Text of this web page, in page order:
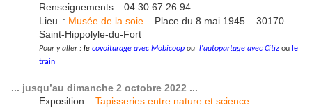
Renseignements : 04 30 67 26 94
Lieu : Musée de la soie – Place du 8 mai 1945 – 30170
Saint-Hippolyle-du-Fort
Pour y aller : le covoiturage avec Mobicoop ou l'autopartage avec Citiz ou le
train
... jusqu’au dimanche 2 octobre 2022 ...
Exposition – Tapisseries entre nature et science